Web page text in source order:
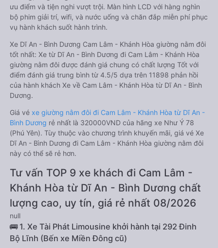
ưu điểm và tiện nghi vượt trội. Màn hình LCD với hàng nghìn
bộ phim giải trí, wifi, và nước uống và chăn đắp miễn phí phục
vụ hành khách suốt hành trình.
Xe Dĩ An - Bình Dương Cam Lâm - Khánh Hòa giường nằm đôi
tốt nhất: Xe từ Dĩ An - Bình Dương đi Cam Lâm - Khánh Hòa
giường nằm đôi được đánh giá chung có chất lượng Tốt với
điểm đánh giá trung bình từ 4.5/5 dựa trên 11898 phản hồi
của hành khách Xe về Cam Lâm - Khánh Hòa từ Dĩ An - Bình
Dương.
Giá vé xe giường nằm đôi đi Cam Lâm - Khánh Hòa từ Dĩ An -
Bình Dương rẻ nhất là 320000VND của hãng xe Như Ý 78
(Phú Yên). Tùy thuộc vào chương trình khuyến mãi, giá vé Xe
Dĩ An - Bình Dương đi Cam Lâm - Khánh Hòa giường nằm đôi
này có thể sẽ rẻ hơn.
Tư vấn TOP 9 xe khách đi Cam Lâm -
Khánh Hòa từ Dĩ An - Bình Dương chất
lượng cao, uy tín, giá rẻ nhất 08/2026
null
🚌 1. Xe Tài Phát Limousine khởi hành tại 292 Đinh
Bộ Lĩnh (Bến xe Miền Đông cũ)